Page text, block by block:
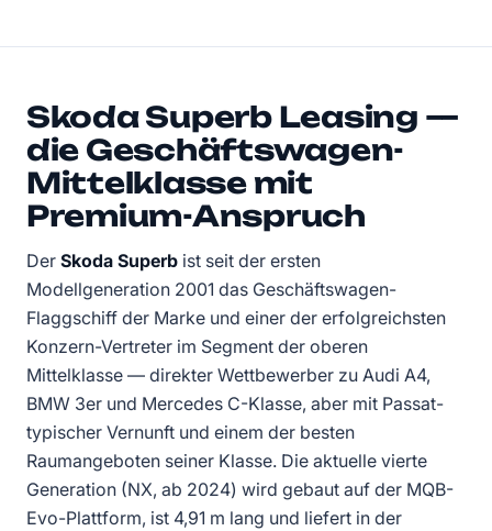
Skoda Superb Leasing —
die Geschäftswagen-
Mittelklasse mit
Premium-Anspruch
Der Skoda Superb ist seit der ersten
Modellgeneration 2001 das Geschäftswagen-
Flaggschiff der Marke und einer der erfolgreichsten
Konzern-Vertreter im Segment der oberen
Mittelklasse — direkter Wettbewerber zu Audi A4,
BMW 3er und Mercedes C-Klasse, aber mit Passat-
typischer Vernunft und einem der besten
Raumangeboten seiner Klasse. Die aktuelle vierte
Generation (NX, ab 2024) wird gebaut auf der MQB-
Evo-Plattform, ist 4,91 m lang und liefert in der